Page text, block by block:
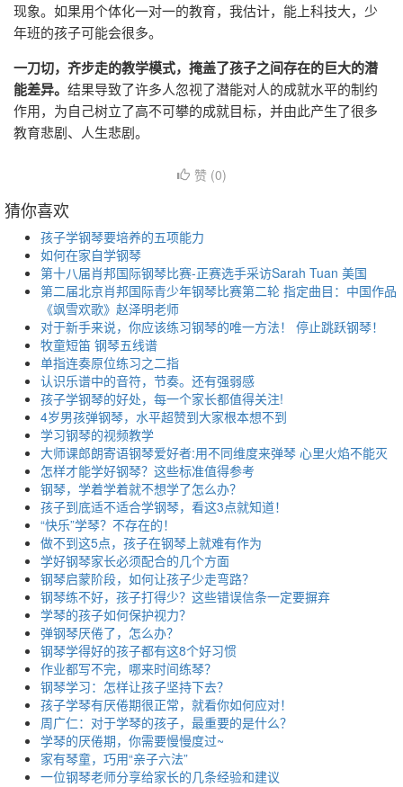
现象。如果用个体化一对一的教育，我估计，能上科技大，少
年班的孩子可能会很多。
一刀切，齐步走的教学模式，掩盖了孩子之间存在的巨大的潜
能差异。 结果导致了许多人忽视了潜能对人的成就水平的制约
作用，为自己树立了高不可攀的成就目标，并由此产生了很多
教育悲剧、人生悲剧。
赞 (0)
猜你喜欢
孩子学钢琴要培养的五项能力
如何在家自学钢琴
第十八届肖邦国际钢琴比赛-正赛选手采访Sarah Tuan 美国
第二届北京肖邦国际青少年钢琴比赛第二轮 指定曲目：中国作品
《飒雪欢歌》赵泽明老师
对于新手来说，你应该练习钢琴的唯一方法！ 停止跳跃钢琴！
牧童短笛 钢琴五线谱
单指连奏原位练习之二指
认识乐谱中的音符，节奏。还有强弱感
孩子学钢琴的好处，每一个家长都值得关注!
4岁男孩弹钢琴，水平超赞到大家根本想不到
学习钢琴的视频教学
大师课郎朗寄语钢琴爱好者:用不同维度来弹琴 心里火焰不能灭
怎样才能学好钢琴？这些标准值得参考
钢琴，学着学着就不想学了怎么办？
孩子到底适不适合学钢琴，看这3点就知道！
“快乐”学琴？不存在的！
做不到这5点，孩子在钢琴上就难有作为
学好钢琴家长必须配合的几个方面
钢琴启蒙阶段，如何让孩子少走弯路？
钢琴练不好，孩子打得少？这些错误信条一定要摒弃
学琴的孩子如何保护视力？
弹钢琴厌倦了，怎么办？
钢琴学得好的孩子都有这8个好习惯
作业都写不完，哪来时间练琴？
钢琴学习：怎样让孩子坚持下去？
孩子学琴有厌倦期很正常，就看你如何应对！
周广仁：对于学琴的孩子，最重要的是什么？
学琴的厌倦期，你需要慢慢度过~
家有琴童，巧用“亲子六法”
一位钢琴老师分享给家长的几条经验和建议